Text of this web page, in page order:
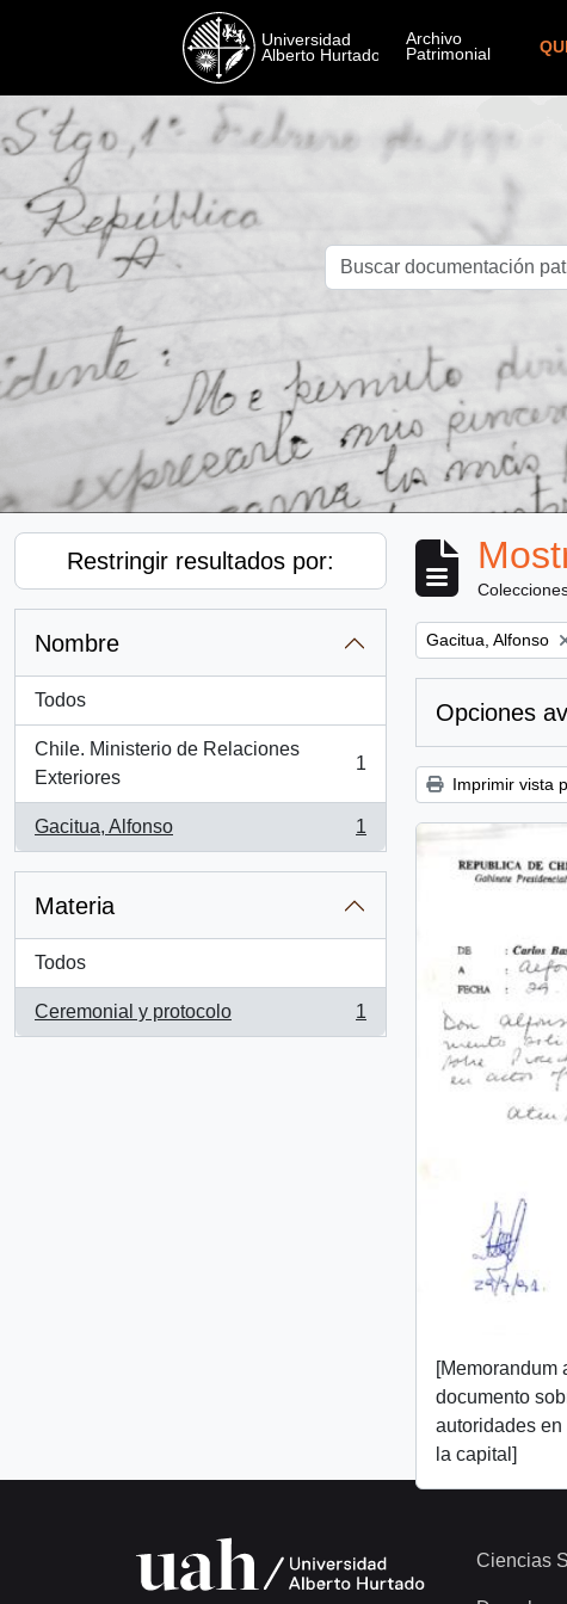
Restringir resultados por:
Nombre
Todos
Chile. Ministerio de Relaciones
Exteriores
, 1 resultados
1
Gacitua, Alfonso
, 1 resultados
1
Materia
Todos
Ceremonial y protocolo
, 1 resultados
1
Remove filter:
Gacitua, Alfonso
Opciones
Imprimir vista
[Memorandum
documento
autoridades
la capital]
Ciencias